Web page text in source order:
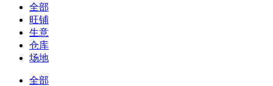
全部
旺铺
生意
仓库
场地
全部